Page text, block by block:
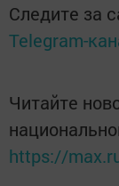
Следите за
Telegram-
Читайте
https://